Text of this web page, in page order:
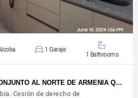
1 Garaje
1 Bathrooms
AL NORTE DE ARMENIA Q…
Cesión de derecho de